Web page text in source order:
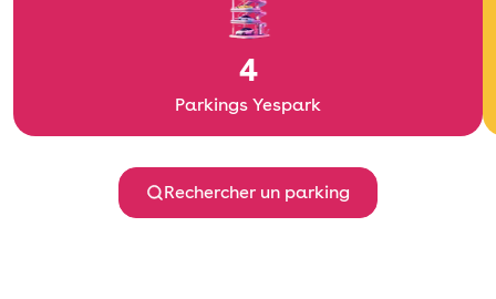
4
Parkings Yespark
Rechercher un parking